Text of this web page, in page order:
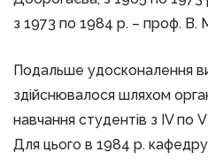
з 1973 по 1984 р. – проф. В.
Подальше удосконалення
здійснювалося шляхом
навчання студентів з IV по
Для цього в 1984 р. кафедру